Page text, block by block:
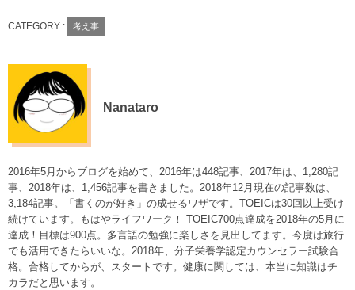
CATEGORY : 考え事
Nanataro
2016年5月からブログを始めて、2016年は448記事、2017年は、1,280記
事、2018年は、1,456記事を書きました。2018年12月現在の記事数は、
3,184記事。「書くのが好き」の成せるワザです。TOEICは30回以上受け
続けています。もはやライフワーク！ TOEIC700点達成を2018年の5月に
達成！目標は900点。多言語の勉強に楽しさを見出してます。今度は旅行
でも活用できたらいいな。2018年、分子栄養学認定カウンセラー試験合
格。合格してからが、スタートです。健康に関しては、本当に知識はチ
カラだと思います。